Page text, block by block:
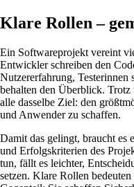
Klare Rollen –
Ein Softwareprojekt vereint
Entwickler schreiben den
Nutzererfahrung, Testerinnen
behalten den Überblick.
alle dasselbe Ziel: den
und Anwender zu schaffen.
Damit das gelingt, braucht es
und Erfolgskriterien des
tun, fällt es leichter,
setzen. Klare Rollen